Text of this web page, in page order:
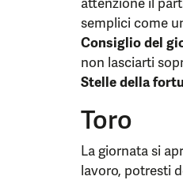
semplici come
Consiglio del
non lasciarti
Stelle della
Toro
La giornata si
lavoro, potresti